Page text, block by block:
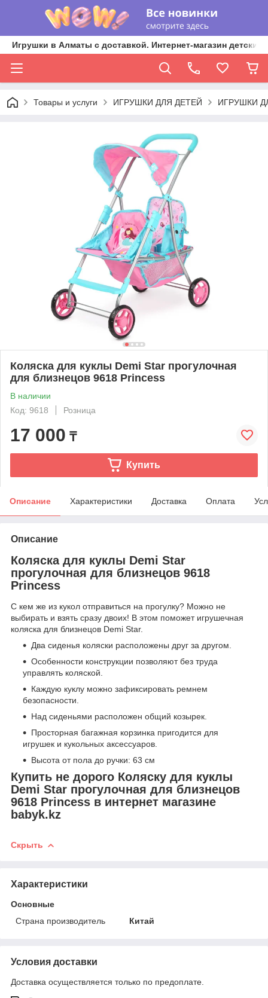
Игрушки в Алматы с доставкой. Интернет-магазин
Товары и услуги ИГРУШКИ ДЛЯ ДЕТЕЙ ИГРУШКИ
Коляска для куклы Demi Star прогулочная
для близнецов 9618 Princess
В наличии
Код: 9618
Розница
17 000 ₸
Купить
Описание Характеристики Доставка Оплата
Описание
Коляска для куклы Demi Star
прогулочная для близнецов 9618
Princess
С кем же из кукол отправиться на прогулку? Можно не
выбирать и взять сразу двоих! В этом поможет игрушечная
коляска для близнецов Demi Star.
Два сиденья коляски расположены друг за другом.
Особенности конструкции позволяют без труда
управлять коляской.
Каждую куклу можно зафиксировать ремнем
безопасности.
Над сиденьями расположен общий козырек.
Просторная багажная корзинка пригодится для
игрушек и кукольных аксессуаров.
Высота от пола до ручки: 63 см
Купить не дорого Коляску для куклы
Demi Star прогулочная для близнецов
9618 Princess в интернет магазине
babyk.kz
Скрыть
Характеристики
Основные
Страна производитель
Китай
Условия доставки
Доставка осуществляется только по предоплате.